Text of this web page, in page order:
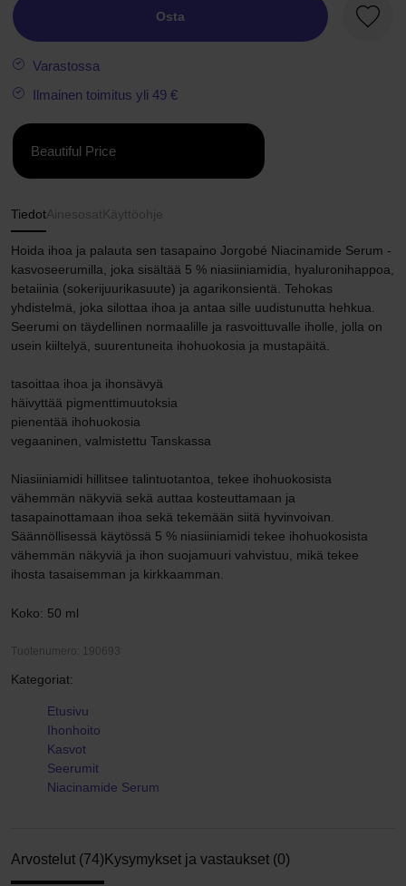
Osta
Varastossa
Ilmainen toimitus yli 49 €
Beautiful Price
TiedotAinesosat Käyttöohje
Hoida ihoa ja palauta sen tasapaino Jorgobé Niacinamide Serum -
kasvoseerumilla, joka sisältää 5 % niasiiniamidia, hyaluronihappoa,
betaiinia (sokerijuurikasuute) ja agarikonsientä. Tehokas
yhdistelmä, joka silottaa ihoa ja antaa sille uudistunutta hehkua.
Seerumi on täydellinen normaalille ja rasvoittuvalle iholle, jolla on
usein kiiltelyä, suurentuneita ihohuokosia ja mustapäitä.
tasoittaa ihoa ja ihonsävyä
häivyttää pigmenttimuutoksia
pienentää ihohuokosia
vegaaninen, valmistettu Tanskassa
Niasiiniamidi hillitsee talintuotantoa, tekee ihohuokosista
vähemmän näkyviä sekä auttaa kosteuttamaan ja
tasapainottamaan ihoa sekä tekemään siitä hyvinvoivan.
Säännöllisessä käytössä 5 % niasiiniamidi tekee ihohuokosista
vähemmän näkyviä ja ihon suojamuuri vahvistuu, mikä tekee
ihosta tasaisemman ja kirkkaamman.
Koko: 50 ml
Tuotenumero: 190693
Kategoriat:
Etusivu
Ihonhoito
Kasvot
Seerumit
Niacinamide Serum
Arvostelut (74) Kysymykset ja vastaukset (0)